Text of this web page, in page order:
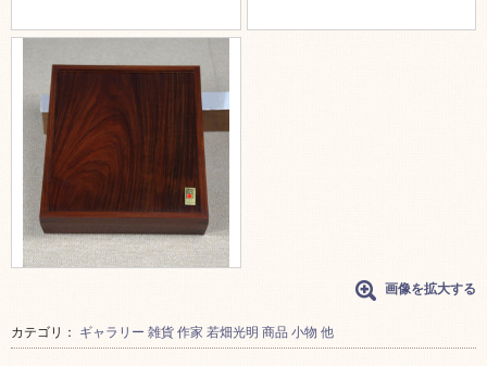
画像を拡大する
カテゴリ： ギャラリー 雑貨 作家 若畑光明 商品 小物 他